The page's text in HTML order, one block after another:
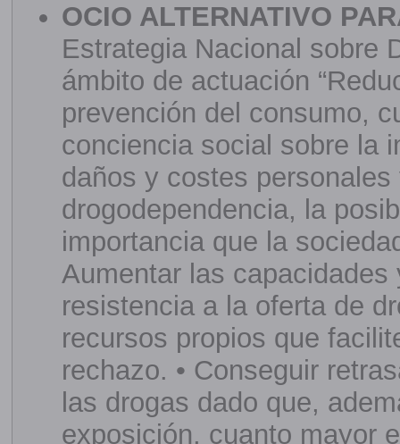
OCIO ALTERNATIVO
Estrategia Nacional sobre
ámbito de actuación
prevención del consumo,
conciencia social sobre la
daños y costes
drogodependencia, la
importancia que la
Aumentar las
resistencia a la oferta de
recursos propios que
rechazo. • Conseguir
las drogas dado que,
exposición, cuanto mayor